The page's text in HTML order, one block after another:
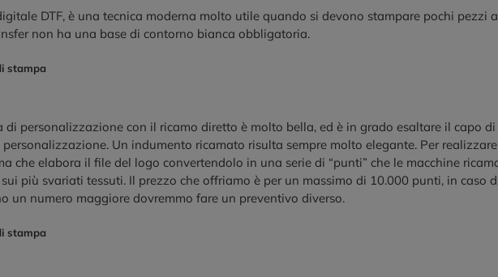
DTF, è una tecnica moderna molto utile quando si devono stampare pochi pezzi
non ha una base di contorno bianca obbligatoria.
stampa
di personalizzazione con il ricamo diretto è molto bella, ed è in grado esaltare il capo
Un indumento ricamato risulta sempre molto elegante. Per
che elabora il file del logo convertendolo in una serie di “punti” che le macchine
più svariati tessuti. Il prezzo che offriamo è per un massimo di 10.000 punti, in caso
un numero maggiore dovremmo fare un preventivo diverso.
stampa